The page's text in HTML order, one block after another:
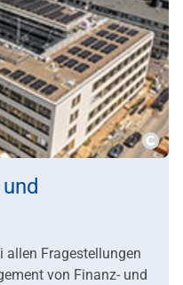
allen Fragestellungen
von Finanz- und